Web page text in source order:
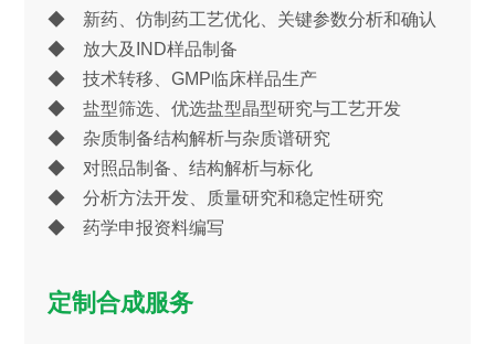
◆ 新药、仿制药工艺优化、关键参数分析和确认
◆ 放大及IND样品制备
◆ 技术转移、GMP临床样品生产
◆ 盐型筛选、优选盐型晶型研究与工艺开发
◆ 杂质制备结构解析与杂质谱研究
◆ 对照品制备、结构解析与标化
◆ 分析方法开发、质量研究和稳定性研究
◆ 药学申报资料编写
定制合成服务